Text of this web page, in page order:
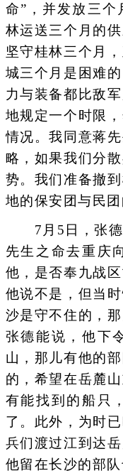
命”，并发放三个
林运送三个月的
坚守桂林三个月
城三个月是困难
力与装备都比敌
地规定一个时限
情况。我同意蒋
略，如果我们分
势。我们准备撤
地的保安团与民团
7月5日，张德
先生之命去重庆
他，是否奉九战
他说不是，但当
沙是守不住的，
张德能说，他下
山，那儿有他的
的，希望在岳麓
有能找到的船只
了。此外，为时
兵们渡过江到达
他留在长沙的部队